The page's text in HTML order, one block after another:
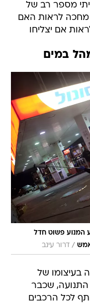
מספר רב של
מחכה לראות האם
אם יצליחו
במים
קרטע המנוע פשוט חדל
/ דרור עינב
בעיצומו של
שכבר
לכל הרכבים